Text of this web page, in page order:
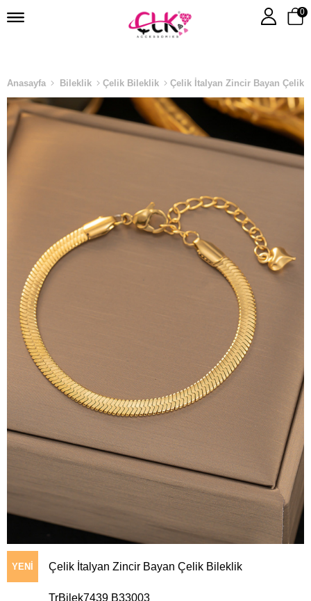
0
Anasayfa Bileklik Çelik Bileklik
YENI Çelik İtalyan Zincir Bayan Çelik Bileklik
TrBilek7439 B33003